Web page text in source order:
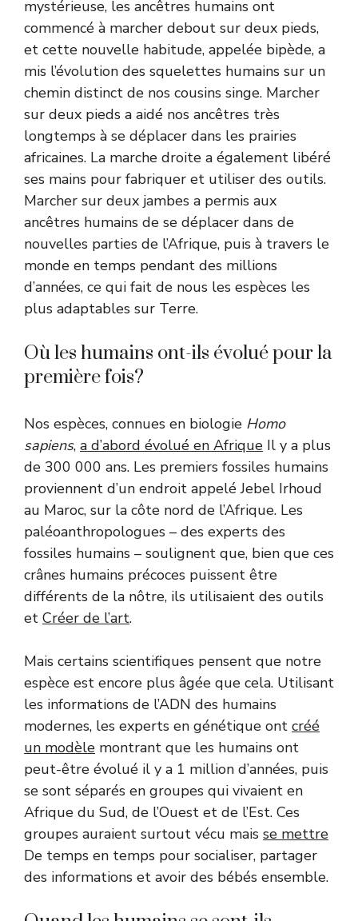
mystérieuse, les ancêtres humains ont
commencé à marcher debout sur deux pieds,
et cette nouvelle habitude, appelée bipède, a
mis l’évolution des squelettes humains sur un
chemin distinct de nos cousins ​​singe. Marcher
sur deux pieds a aidé nos ancêtres très
longtemps à se déplacer dans les prairies
africaines. La marche droite a également libéré
ses mains pour fabriquer et utiliser des outils.
Marcher sur deux jambes a permis aux
ancêtres humains de se déplacer dans de
nouvelles parties de l’Afrique, puis à travers le
monde en temps pendant des millions
d’années, ce qui fait de nous les espèces les
plus adaptables sur Terre.
Où les humains ont-ils évolué pour la
première fois?
Nos espèces, connues en biologie Homo
sapiens, a d’abord évolué en Afrique Il y a plus
de 300 000 ans. Les premiers fossiles humains
proviennent d’un endroit appelé Jebel Irhoud
au Maroc, sur la côte nord de l’Afrique. Les
paléoanthropologues – des experts des
fossiles humains – soulignent que, bien que ces
crânes humains précoces puissent être
différents de la nôtre, ils utilisaient des outils
et Créer de l’art.
Mais certains scientifiques pensent que notre
espèce est encore plus âgée que cela. Utilisant
les informations de l’ADN des humains
modernes, les experts en génétique ont créé
un modèle montrant que les humains ont
peut-être évolué il y a 1 million d’années, puis
se sont séparés en groupes qui vivaient en
Afrique du Sud, de l’Ouest et de l’Est. Ces
groupes auraient surtout vécu mais se mettre
De temps en temps pour socialiser, partager
des informations et avoir des bébés ensemble.